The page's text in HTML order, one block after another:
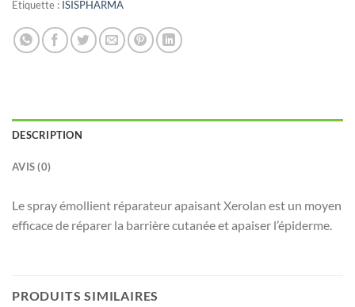
Étiquette : ISISPHARMA
DESCRIPTION
AVIS (0)
Le spray émollient réparateur apaisant Xerolan est un moyen
efficace de réparer la barrière cutanée et apaiser l’épiderme.
PRODUITS SIMILAIRES